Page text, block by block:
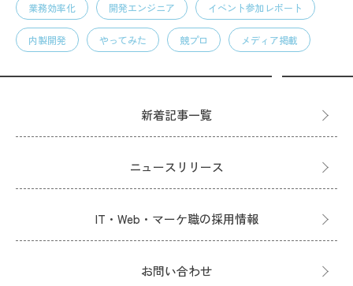
業務効率化 開発エンジニア イベント参加レポート
内製開発 やってみた 競プロ メディア掲載
新着記事一覧
ニュースリリース
IT・Web・マーケ職の採用情報
お問い合わせ